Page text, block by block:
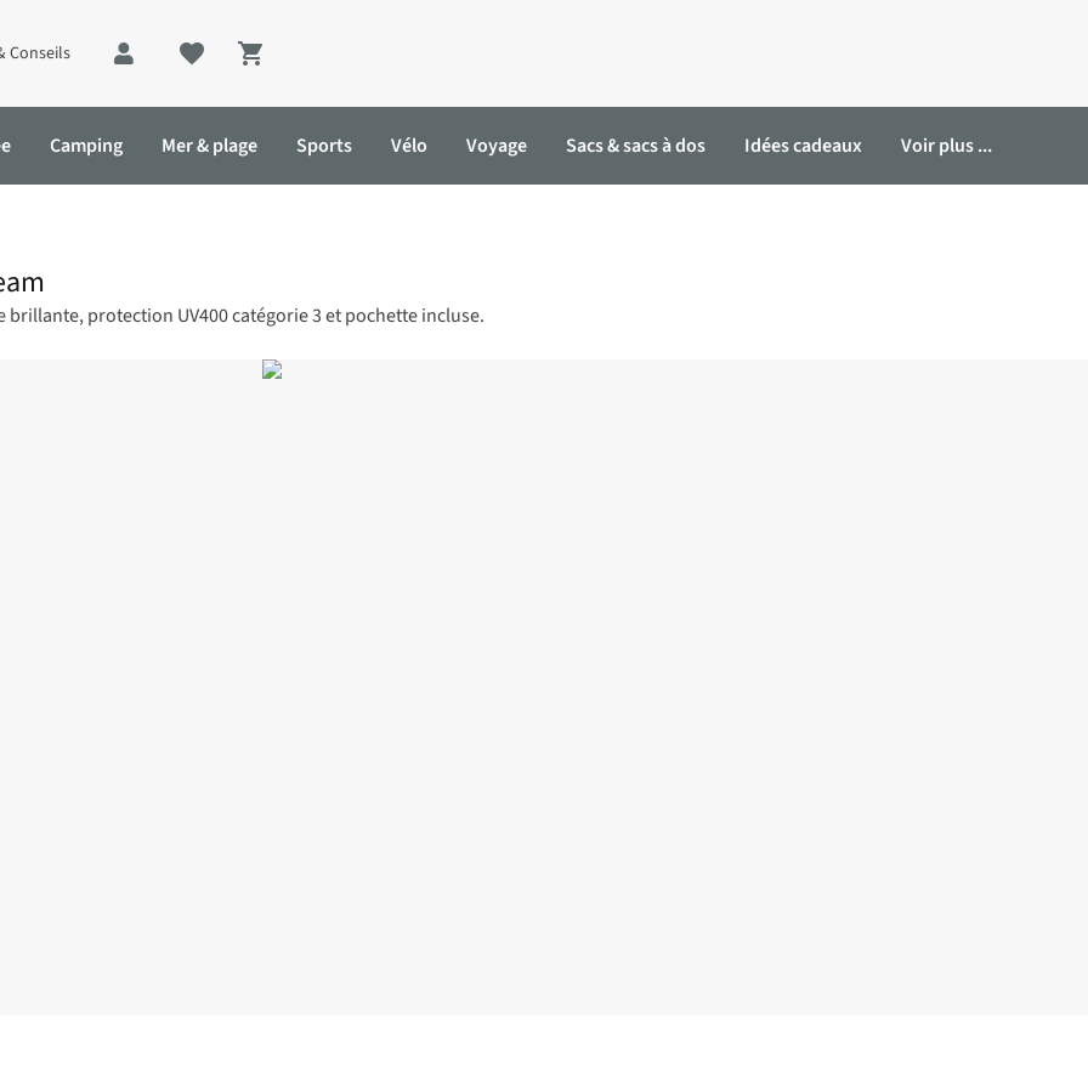
Conseils
Shopping cart
Camping Mer & plage Sports Vélo Voyage Sacs & sacs à dos Idées cadeaux Voir plus ...
protection UV400 catégorie 3 et pochette incluse.